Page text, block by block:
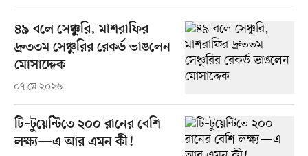
৪৯ বলে সেঞ্চুরি, মাশরাফির
দ্রুততম সেঞ্চুরির রেকর্ড ভাঙলেন
মোসাদ্দেক
০৭ মে ২০২৬
টি–টুয়েন্টিতে ২০০ রানের বেশি
লক্ষ্য—এ আর এমন কী!